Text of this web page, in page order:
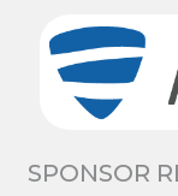
SPONSOR